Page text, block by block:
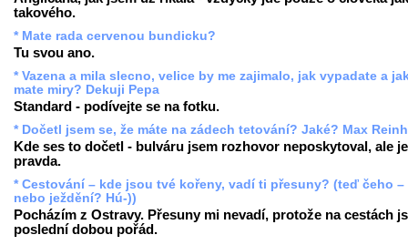
takového.
* Mate rada cervenou bundicku?
Tu svou ano.
* Vazena a mila slecno, velice by me zajimalo, jak vypadate a
mate miry? Dekuji Pepa
Standard - podívejte se na fotku.
* Dočetl jsem se, že máte na zádech tetování? Jaké? Max
Kde ses to dočetl - bulváru jsem rozhovor neposkytoval, ale
pravda.
* Cestování – kde jsou tvé kořeny, vadí ti přesuny? (teď čeho –
nebo ježdění? Hú-))
Pocházím z Ostravy. Přesuny mi nevadí, protože na cestách
poslední dobou pořád.